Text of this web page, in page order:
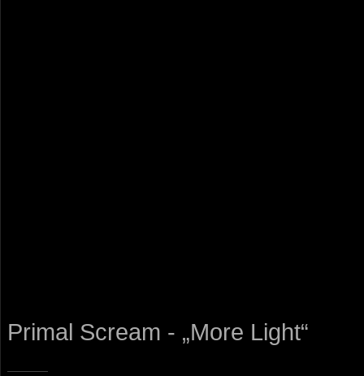
Primal Scream - „More Light“